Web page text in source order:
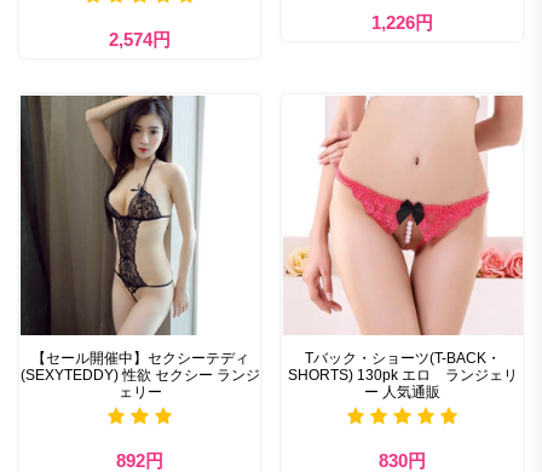
2,574円
1,226円
【セール開催中】セクシーテディ
(SEXYTEDDY) 性欲 セクシー ランジ
ェリー
892円
Tバック・ショーツ(T-BACK・
SHORTS) 130pk エロ ランジェリ
ー 人気通販
830円